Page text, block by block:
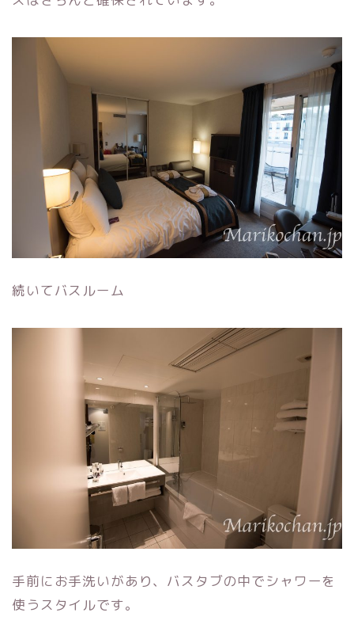
続いてバスルーム
手前にお手洗いがあり、バスタブの中でシャワーを
使うスタイルです。